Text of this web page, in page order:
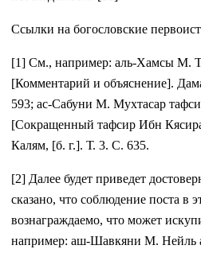
Ссылки на богословские
[1] См., например: аль-Хамсы М.
[Комментарий и объяснение].
593; ас-Сабуни М. Мухтасар
[Сокращенный тафсир Ибн
Калям, [б. г.]. Т. 3. С. 635.
[2] Далее будет приведет
сказано, что соблюдение поста в
вознаграждаемо, что может
например: аш-Шавкяни М. Нейль